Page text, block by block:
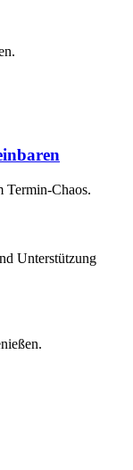
Termin-Chaos.
Unterstützung